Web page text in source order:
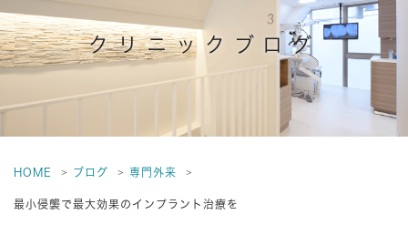
クリニックブログ
HOME ブログ 専門外来
最小侵襲で最大効果のインプラント治療を